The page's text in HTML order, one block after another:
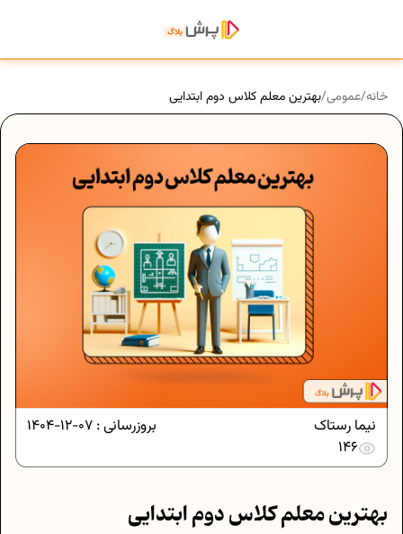
خانه/عمومی/بهترین معلم کلاس دوم ابتدایی
بروزرسانی : 07-12-1404
نیما رستاک
146
بهترین معلم کلاس دوم ابتدایی